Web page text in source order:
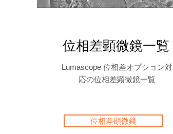
位相差顕微鏡一覧
Lumascope 位相差オプション対
応の位相差顕微鏡一覧
位相差顕微鏡